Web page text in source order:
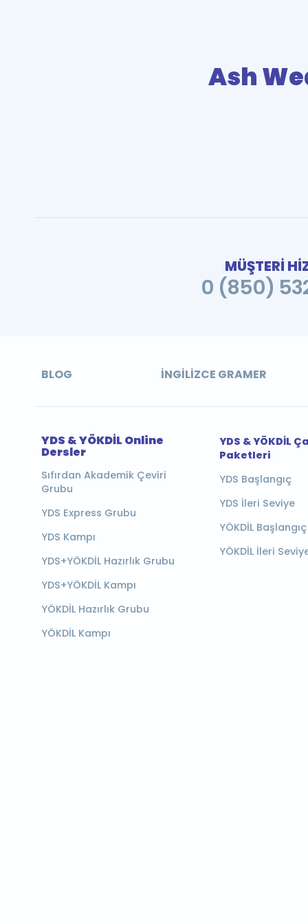
Ash
MÜŞTERİ
0 (850)
BLOG İNGILIZCE GRAMER
YDS & YÖKDİL Online
Dersler
Sıfırdan Akademik Çeviri
Grubu
YDS Express Grubu
YDS Kampı
YDS+YÖKDİL Hazırlık Grubu
YDS+YÖKDİL Kampı
YÖKDİL Hazırlık Grubu
YÖKDİL Kampı
YDS & YÖKDİL
Paketleri
YDS Başlangıç
YDS İleri Seviye
YÖKDİL Başlangıç
YÖKDİL İleri